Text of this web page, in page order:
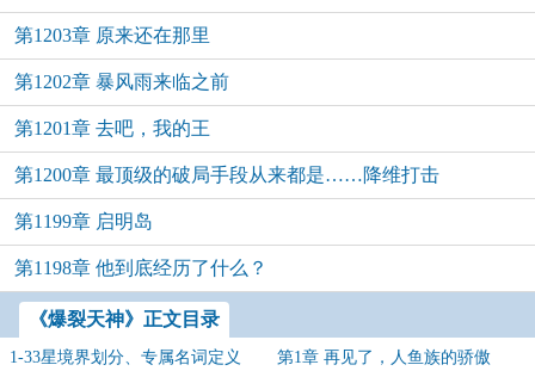
第1203章 原来还在那里
第1202章 暴风雨来临之前
第1201章 去吧，我的王
第1200章 最顶级的破局手段从来都是……降维打击
第1199章 启明岛
第1198章 他到底经历了什么？
《爆裂天神》正文目录
1-33星境界划分、专属名词定义 第1章 再见了，人鱼族的骄傲